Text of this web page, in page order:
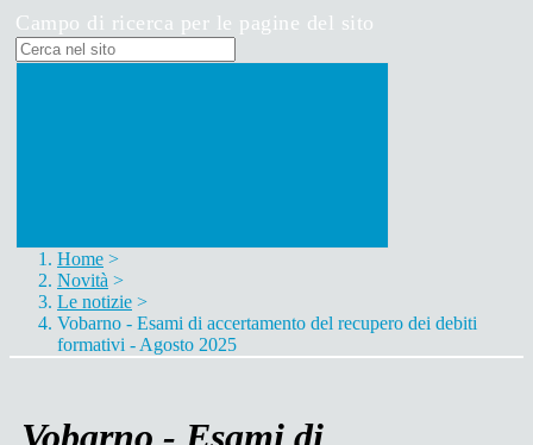
Campo di ricerca per le pagine del sito
Home >
Novità >
Le notizie >
Vobarno - Esami di accertamento del recupero dei debiti
formativi - Agosto 2025
Vobarno - Esami di